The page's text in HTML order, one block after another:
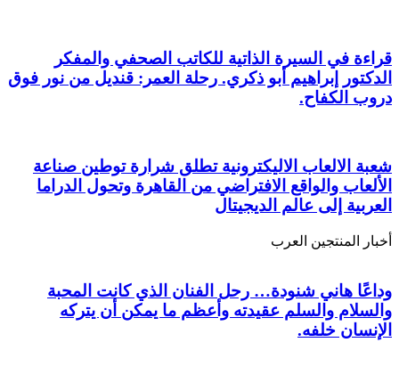
قراءة في السيرة الذاتية للكاتب الصحفي والمفكر
الدكتور إبراهيم أبو ذكري. رحلة العمر: قنديل من نور فوق
دروب الكفاح.
شعبة الالعاب الاليكترونية تطلق شرارة توطين صناعة
الألعاب والواقع الافتراضي من القاهرة وتحول الدراما
العربية إلى عالم الديجيتال
أخبار المنتجين العرب
وداعًا هاني شنودة… رحل الفنان الذي كانت المحبة
والسلام والسلم عقيدته وأعظم ما يمكن أن يتركه
الإنسان خلفه.